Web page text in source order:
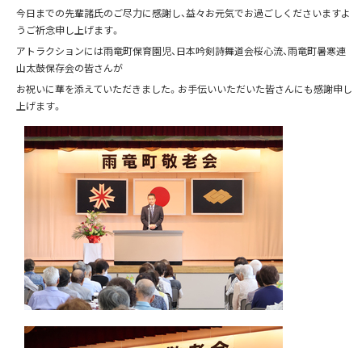
今日までの先輩諸氏のご尽力に感謝し、益々お元気でお過ごしくださいますよ
うご祈念申し上げます。
アトラクションには雨竜町保育園児、日本吟剣詩舞道会桜心流、雨竜町暑寒連
山太鼓保存会の皆さんが
お祝いに華を添えていただきました。お手伝いいただいた皆さんにも感謝申し
上げます。